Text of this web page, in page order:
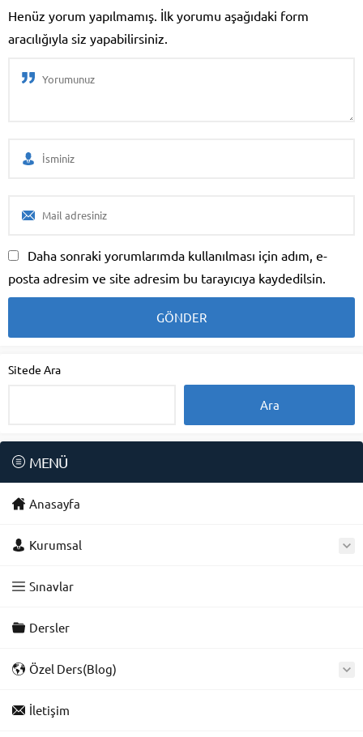
Henüz yorum yapılmamış. İlk yorumu aşağıdaki form
aracılığıyla siz yapabilirsiniz.
Daha sonraki yorumlarımda kullanılması için adım, e-
posta adresim ve site adresim bu tarayıcıya kaydedilsin.
Sitede Ara
MENÜ
Anasayfa
Kurumsal
Sınavlar
Dersler
Özel Ders(Blog)
İletişim